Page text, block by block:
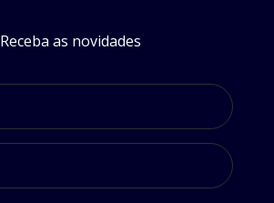
Receba as novidades